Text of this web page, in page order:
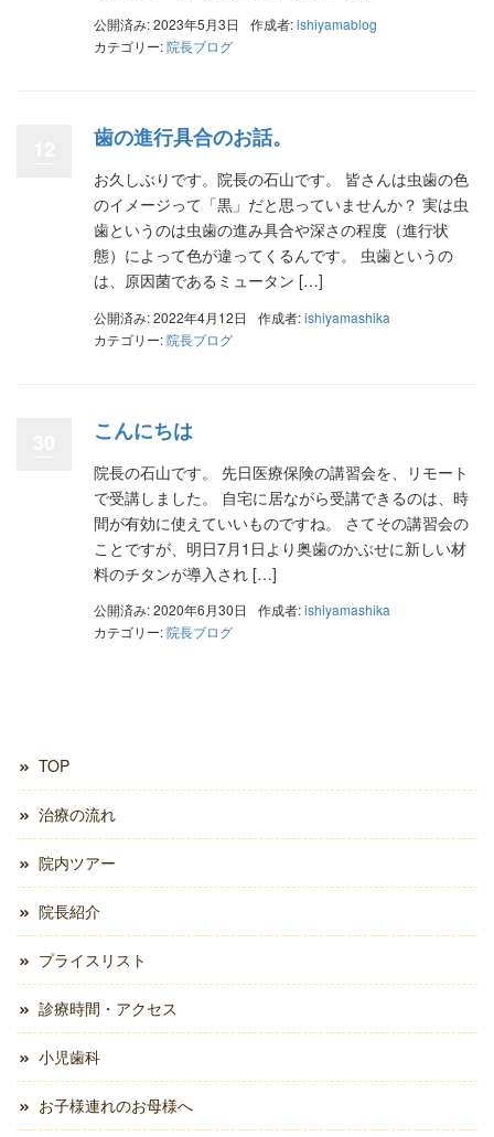
公開済み: 2023年5月3日 作成者:ishiyamablog
カテゴリー:院長ブログ
歯の進行具合のお話。
お久しぶりです。院長の石山です。 皆さんは虫歯の色
のイメージって「黒」だと思っていませんか？ 実は虫
歯というのは虫歯の進み具合や深さの程度（進行状
態）によって色が違ってくるんです。 虫歯というの
は、原因菌であるミュータン […]
公開済み: 2022年4月12日 作成者:ishiyamashika
カテゴリー:院長ブログ
こんにちは
院長の石山です。 先日医療保険の講習会を、リモート
で受講しました。 自宅に居ながら受講できるのは、時
間が有効に使えていいものですね。 さてその講習会の
ことですが、明日7月1日より奥歯のかぶせに新しい材
料のチタンが導入され […]
公開済み: 2020年6月30日 作成者:ishiyamashika
カテゴリー:院長ブログ
TOP
治療の流れ
院内ツアー
院長紹介
プライスリスト
診療時間・アクセス
小児歯科
お子様連れのお母様へ